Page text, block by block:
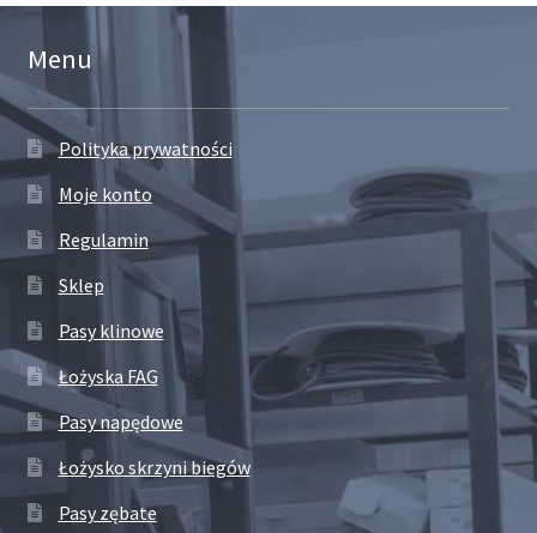
Menu
Polityka prywatności
Moje konto
Regulamin
Sklep
Pasy klinowe
Łożyska FAG
Pasy napędowe
Łożysko skrzyni biegów
Pasy zębate